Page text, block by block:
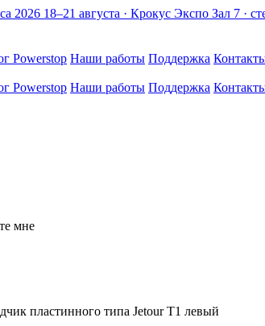
2026 18–21 августа · Крокус Экспо Зал 7 ·
Powerstop Наши работы Поддержка
Powerstop Наши работы Поддержка
мне
пластинного типа Jetour T1 левый